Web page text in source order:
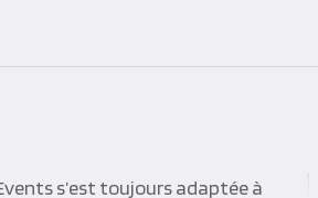
s’est toujours adaptée à